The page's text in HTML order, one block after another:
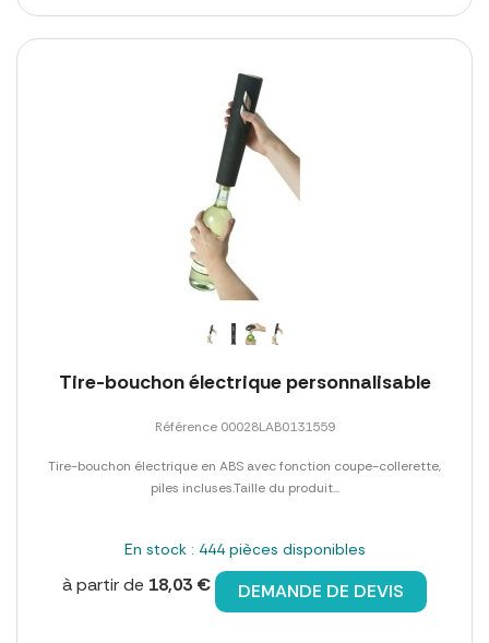
Tire-bouchon électrique personnalisable
Référence 00028LAB0131559
Tire-bouchon électrique en ABS avec fonction coupe-collerette,
piles incluses.Taille du produit...
En stock : 444 pièces disponibles
à partir de 18,03 € DEMANDE DE DEVIS